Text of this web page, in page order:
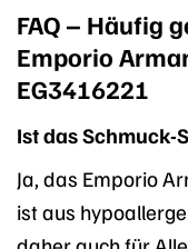
FAQ – Häufig
Emporio
EG3416221
Ist das
Ja, das Emporio
ist aus